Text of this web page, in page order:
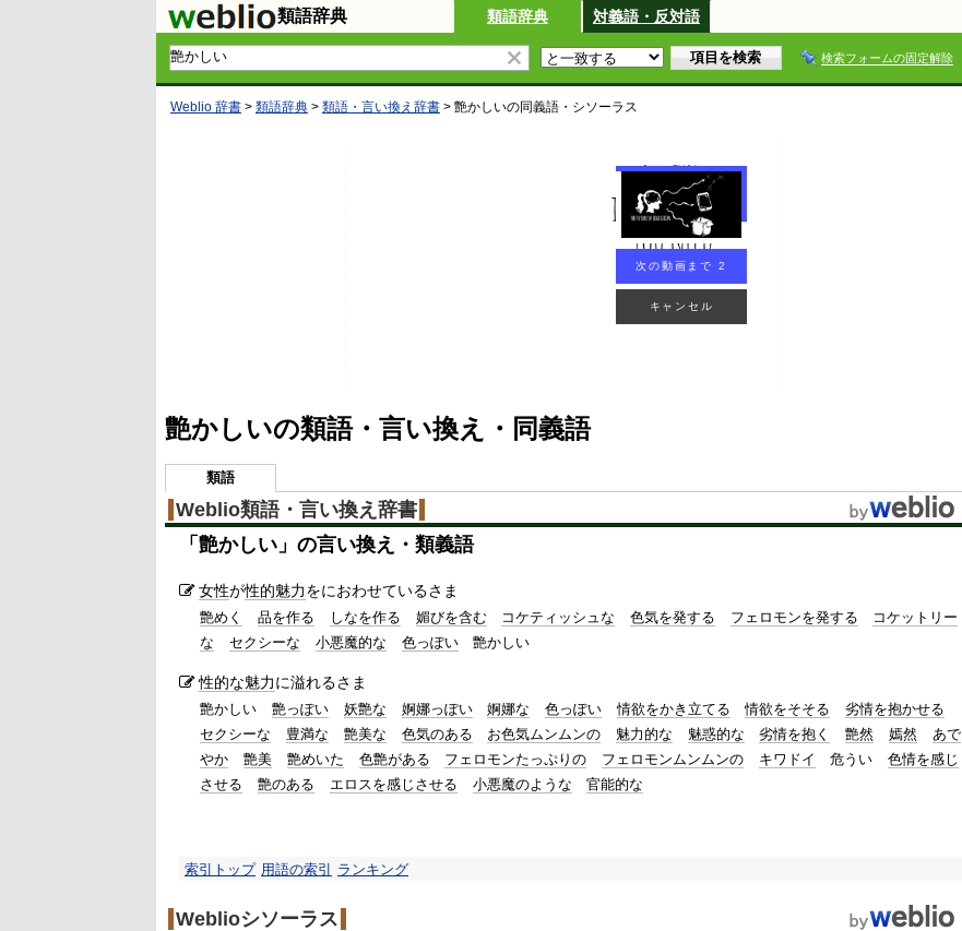
類語辞典 類語辞典 対義語・反対語
検索フォームの固定解除
Weblio 辞書 > 類語辞典 > 類語・言い換え辞書 > 艶かしいの同義語・シソーラス
次の動画まで 2
キャンセル
艶かしいの類語・言い換え・同義語
類語
Weblio類語・言い換え辞書
「 艶かしい 」の言い換え・類義語
女性が性的魅力をにおわせているさま
艶めく 品を作る しなを作る 媚びを含む コケティッシュな 色気を発する フェロモンを発する
コケットリー
な
セクシーな 小悪魔的な 色っぽい 艶かしい
性的な魅力に溢れるさま
艶かしい 艶っぽい 妖艶な 婀娜っぽい 婀娜な 色っぽい 情欲をかき立てる 情欲をそそる
劣情を抱かせる
セクシーな
豊満な 艶美な 色気のある お色気ムンムンの 魅力的な 魅惑的な 劣情を抱く 艶然 嫣然
あで
やか
艶美 艶めいた 色艶がある フェロモンたっぷりの フェロモンムンムンの キワドイ 危うい
色情を感じ
させる
艶のある エロスを感じさせる 小悪魔のような 官能的な
索引トップ 用語の索引 ランキング
Weblioシソーラス